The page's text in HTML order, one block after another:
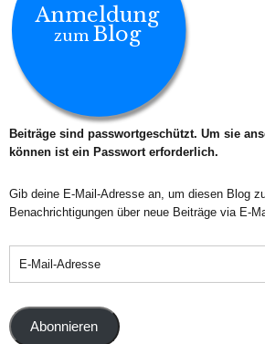
Anmeldung
zum Blog
Beiträge sind passwortgeschützt. Um sie
können ist ein Passwort erforderlich.
Gib deine E-Mail-Adresse an, um diesen Blog
Benachrichtigungen über neue Beiträge via E-
Abonnieren